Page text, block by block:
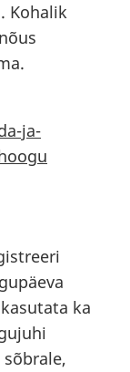
Kohalik
ja-
ka